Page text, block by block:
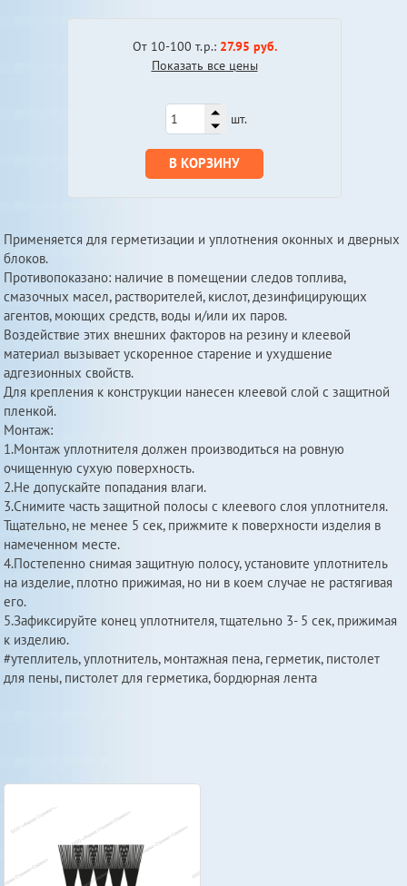
От 10-100 т.р.: 27.95 руб.
Показать все цены
шт.
В КОРЗИНУ
Применяется для герметизации и уплотнения оконных и дверных
блоков.
Противопоказано: наличие в помещении следов топлива,
смазочных масел, растворителей, кислот, дезинфицирующих
агентов, моющих средств, воды и/или их паров.
Воздействие этих внешних факторов на резину и клеевой
материал вызывает ускоренное старение и ухудшение
адгезионных свойств.
Для крепления к конструкции нанесен клеевой слой с защитной
пленкой.
Монтаж:
1.Монтаж уплотнителя должен производиться на ровную
очищенную сухую поверхность.
2.Не допускайте попадания влаги.
3.Снимите часть защитной полосы с клеевого слоя уплотнителя.
Тщательно, не менее 5 сек, прижмите к поверхности изделия в
намеченном месте.
4.Постепенно снимая защитную полосу, установите уплотнитель
на изделие, плотно прижимая, но ни в коем случае не растягивая
его.
5.Зафиксируйте конец уплотнителя, тщательно 3- 5 сек, прижимая
к изделию.
#утеплитель, уплотнитель, монтажная пена, герметик, пистолет
для пены, пистолет для герметика, бордюрная лента